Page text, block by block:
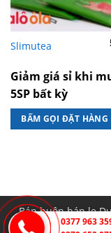
Slimutea
Giảm giá sỉ khi
5SP bất kỳ
BẤM GỌI ĐẶT HÀNG
Bán buôn bán lẹ
Chính sách đổi trả
0377 963